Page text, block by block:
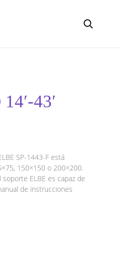
43′
SP-1443-F está
150×150 o 200×200.
ELBE es capaz de
de instrucciones